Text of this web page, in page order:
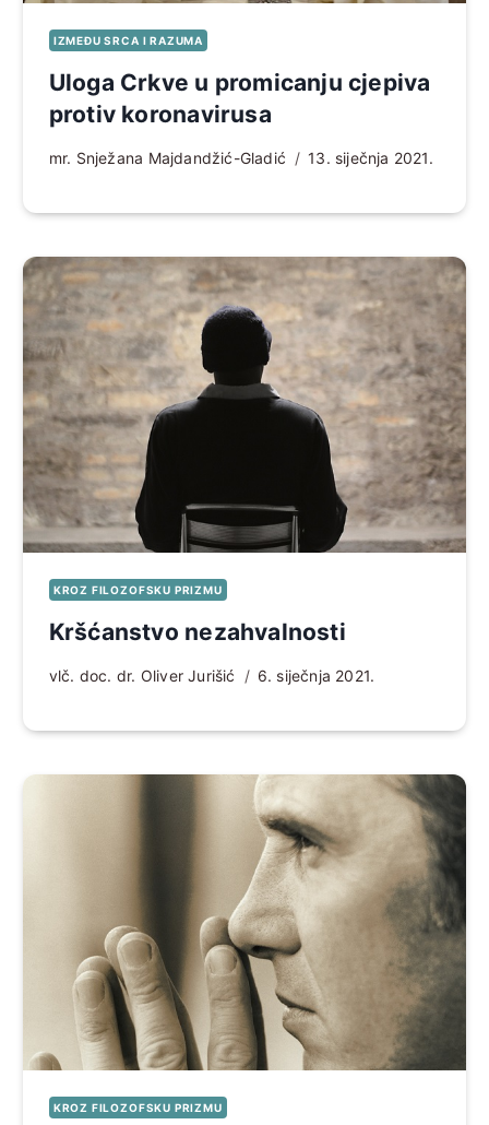
IZMEĐU SRCA I RAZUMA
Uloga Crkve u promicanju cjepiva
protiv koronavirusa
mr. Snježana Majdandžić-Gladić 13. siječnja 2021.
KROZ FILOZOFSKU PRIZMU
Kršćanstvo nezahvalnosti
vlč. doc. dr. Oliver Jurišić 6. siječnja 2021.
KROZ FILOZOFSKU PRIZMU